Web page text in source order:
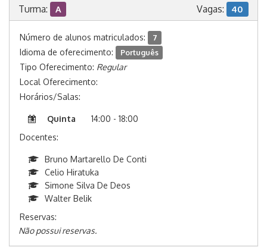
Turma: A Vagas: 40
Número de alunos matriculados: 7
Idioma de oferecimento: Português
Tipo Oferecimento: Regular
Local Oferecimento:
Horários/Salas:
Quinta
14:00 - 18:00
Docentes:
Bruno Martarello De Conti
Celio Hiratuka
Simone Silva De Deos
Walter Belik
Reservas:
Não possui reservas.